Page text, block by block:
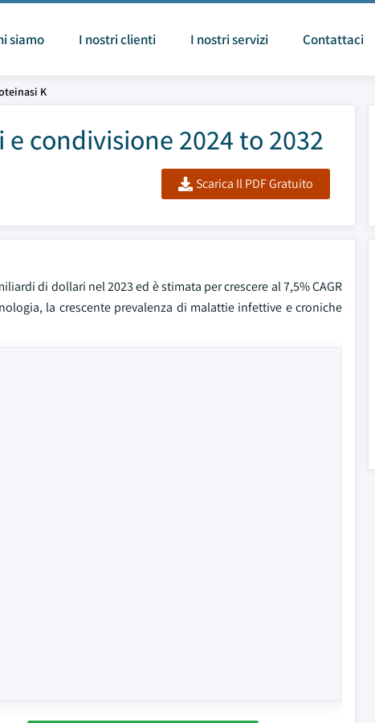
siamo I nostri clienti I nostri servizi Contattaci
K
condivisione 2024 to 2032
Scarica Il PDF Gratuito
di dollari nel 2023 ed è stimata per crescere al 7,5% CAGR
la crescente prevalenza di malattie infettive e croniche